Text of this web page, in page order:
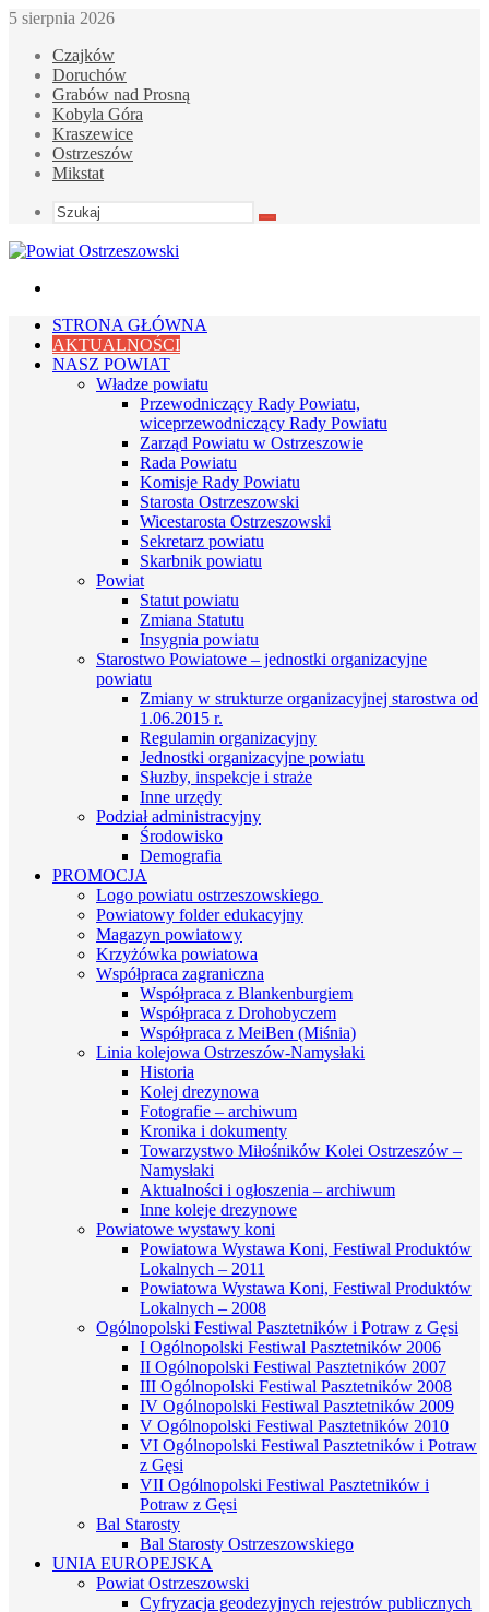
5 sierpnia 2026
Czajków
Doruchów
Grabów nad Prosną
Kobyla Góra
Kraszewice
Ostrzeszów
Mikstat
Szukaj
STRONA GŁÓWNA
AKTUALNOŚCI
NASZ POWIAT
Władze powiatu
Przewodniczący Rady Powiatu,
wiceprzewodniczący Rady Powiatu
Zarząd Powiatu w Ostrzeszowie
Rada Powiatu
Komisje Rady Powiatu
Starosta Ostrzeszowski
Wicestarosta Ostrzeszowski
Sekretarz powiatu
Skarbnik powiatu
Powiat
Statut powiatu
Zmiana Statutu
Insygnia powiatu
Starostwo Powiatowe – jednostki organizacyjne
powiatu
Zmiany w strukturze organizacyjnej starostwa od
1.06.2015 r.
Regulamin organizacyjny
Jednostki organizacyjne powiatu
Słuzby, inspekcje i straże
Inne urzędy
Podział administracyjny
Środowisko
Demografia
PROMOCJA
Logo powiatu ostrzeszowskiego
Powiatowy folder edukacyjny
Magazyn powiatowy
Krzyżówka powiatowa
Współpraca zagraniczna
Współpraca z Blankenburgiem
Współpraca z Drohobyczem
Współpraca z MeiBen (Miśnia)
Linia kolejowa Ostrzeszów-Namysłaki
Historia
Kolej drezynowa
Fotografie – archiwum
Kronika i dokumenty
Towarzystwo Miłośników Kolei Ostrzeszów –
Namysłaki
Aktualności i ogłoszenia – archiwum
Inne koleje drezynowe
Powiatowe wystawy koni
Powiatowa Wystawa Koni, Festiwal Produktów
Lokalnych – 2011
Powiatowa Wystawa Koni, Festiwal Produktów
Lokalnych – 2008
Ogólnopolski Festiwal Pasztetników i Potraw z Gęsi
I Ogólnopolski Festiwal Pasztetników 2006
II Ogólnopolski Festiwal Pasztetników 2007
III Ogólnopolski Festiwal Pasztetników 2008
IV Ogólnopolski Festiwal Pasztetników 2009
V Ogólnopolski Festiwal Pasztetników 2010
VI Ogólnopolski Festiwal Pasztetników i Potraw
z Gęsi
VII Ogólnopolski Festiwal Pasztetników i
Potraw z Gęsi
Bal Starosty
Bal Starosty Ostrzeszowskiego
UNIA EUROPEJSKA
Powiat Ostrzeszowski
Cyfryzacja geodezyjnych rejestrów publicznych